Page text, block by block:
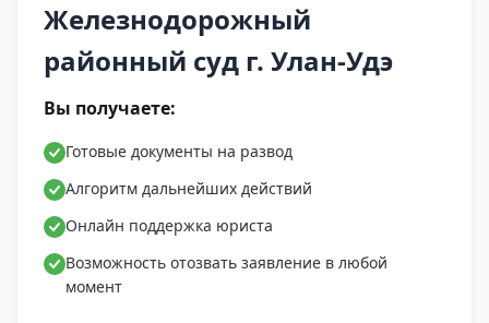
Железнодорожный
районный суд г. Улан-Удэ
Вы получаете:
Готовые документы на развод
Алгоритм дальнейших действий
Онлайн поддержка юриста
Возможность отозвать заявление в любой
момент